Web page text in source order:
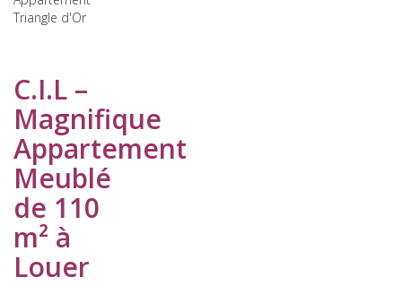
Triangle d'Or
C.I.L –
Magnifique
Appartement
Meublé
de 110
m² à
Louer